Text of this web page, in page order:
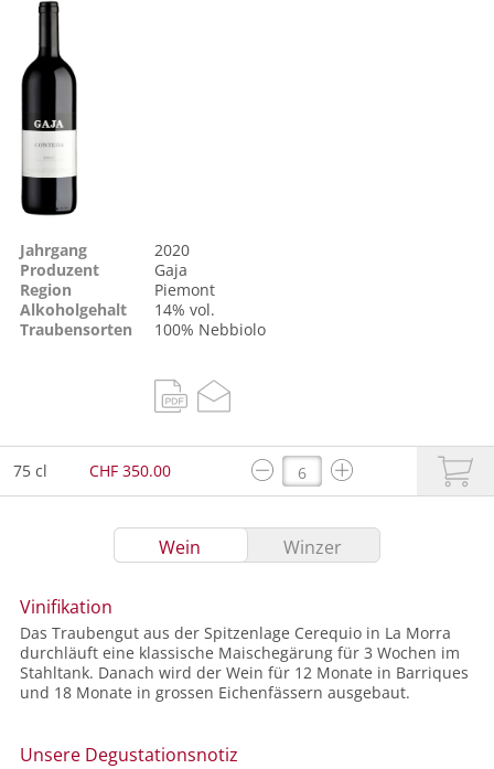
Jahrgang
2020
Produzent
Gaja
Region
Piemont
Alkoholgehalt
14% vol.
Traubensorten
100% Nebbiolo
75 cl CHF 350.00
Wein Winzer
Vinifikation
Das Traubengut aus der Spitzenlage Cerequio in La Morra
durchläuft eine klassische Maischegärung für 3 Wochen im
Stahltank. Danach wird der Wein für 12 Monate in Barriques
und 18 Monate in grossen Eichenfässern ausgebaut.
Unsere Degustationsnotiz